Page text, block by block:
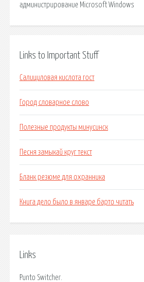
администрирование Microsoft Windows
Links to Important Stuff
Салициловая кислота гост
Город словарное слово
Полезные продукты минусинск
Песня замыкай круг текст
Бланк резюме для охранника
Книга дело было в январе барто читать
Links
Punto Switcher.